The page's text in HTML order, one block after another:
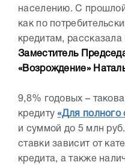
населению. С
как по
кредитам,
Заместитель
«Возрождение»
9,8% годовых –
кредиту«Для полного
и суммой до 5 млн
ставки зависит от
кредита, а также